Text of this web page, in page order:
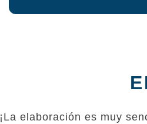
¡La elaboración es muy